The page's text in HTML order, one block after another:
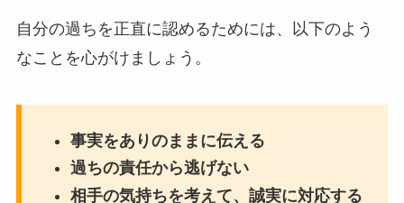
自分の過ちを正直に認めるためには、以下のよう
なことを心がけましょう。
事実をありのままに伝える
過ちの責任から逃げない
相手の気持ちを考えて、誠実に対応する